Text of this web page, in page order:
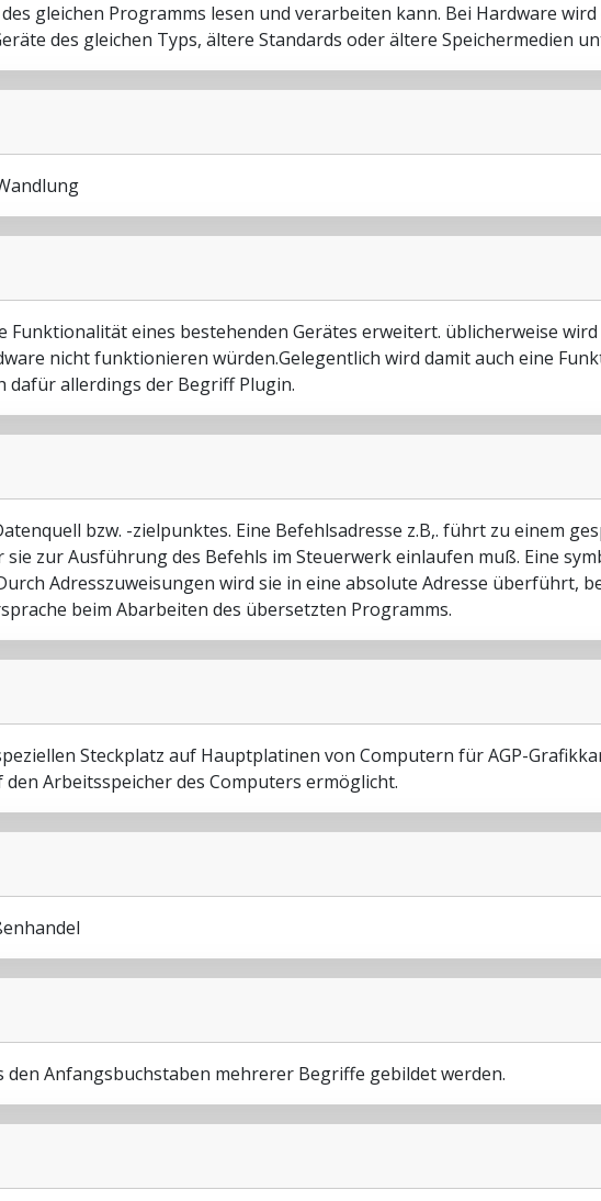
gleichen Programms lesen und verarbeiten kann. Bei Hardware
des gleichen Typs, ältere Standards oder ältere Speichermedien
Funktionalität eines bestehenden Gerätes erweitert. üblicherweise
nicht funktionieren würden.Gelegentlich wird damit auch eine
dafür allerdings der Begriff Plugin.
bzw. -zielpunktes. Eine Befehlsadresse z.B,. führt zu einem
zur Ausführung des Befehls im Steuerwerk einlaufen muß. Eine
Adresszuweisungen wird sie in eine absolute Adresse überführt,
beim Abarbeiten des übersetzten Programms.
Steckplatz auf Hauptplatinen von Computern für AGP-
Arbeitsspeicher des Computers ermöglicht.
Anfangsbuchstaben mehrerer Begriffe gebildet werden.